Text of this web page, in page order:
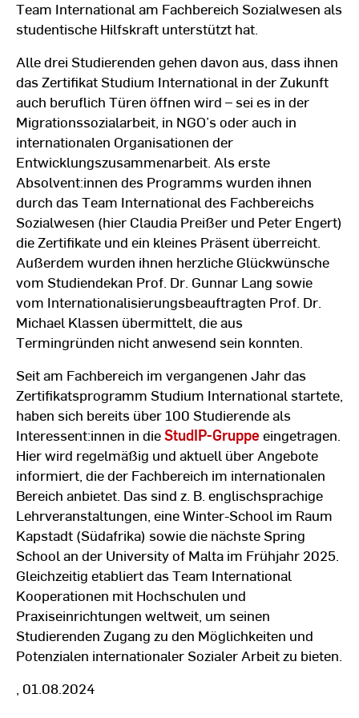
Team International am Fachbereich Sozialwesen als
studentische Hilfskraft unterstützt hat.
Alle drei Studierenden gehen davon aus, dass ihnen
das Zertifikat Studium International in der Zukunft
auch beruflich Türen öffnen wird – sei es in der
Migrationssozialarbeit, in NGO’s oder auch in
internationalen Organisationen der
Entwicklungszusammenarbeit. Als erste
Absolvent:innen des Programms wurden ihnen
durch das Team International des Fachbereichs
Sozialwesen (hier Claudia Preißer und Peter Engert)
die Zertifikate und ein kleines Präsent überreicht.
Außerdem wurden ihnen herzliche Glückwünsche
vom Studiendekan Prof. Dr. Gunnar Lang sowie
vom Internationalisierungsbeauftragten Prof. Dr.
Michael Klassen übermittelt, die aus
Termingründen nicht anwesend sein konnten.
Seit am Fachbereich im vergangenen Jahr das
Zertifikatsprogramm Studium International startete,
haben sich bereits über 100 Studierende als
Interessent:innen in dieStudIP-Gruppe eingetragen.
Hier wird regelmäßig und aktuell über Angebote
informiert, die der Fachbereich im internationalen
Bereich anbietet. Das sind z. B. englischsprachige
Lehrveranstaltungen, eine Winter-School im Raum
Kapstadt (Südafrika) sowie die nächste Spring
School an der University of Malta im Frühjahr 2025.
Gleichzeitig etabliert das Team International
Kooperationen mit Hochschulen und
Praxiseinrichtungen weltweit, um seinen
Studierenden Zugang zu den Möglichkeiten und
Potenzialen internationaler Sozialer Arbeit zu bieten.
, 01.08.2024